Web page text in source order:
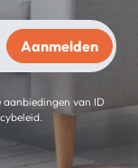
aanbiedingen van ID